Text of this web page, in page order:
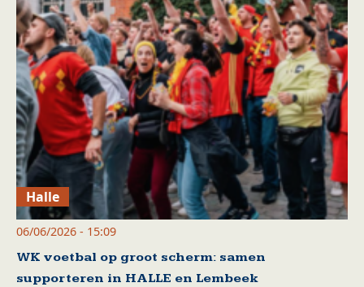
Halle
06/06/2026 - 15:09
WK voetbal op groot scherm: samen
supporteren in HALLE en Lembeek